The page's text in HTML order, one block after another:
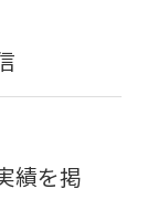
績を掲